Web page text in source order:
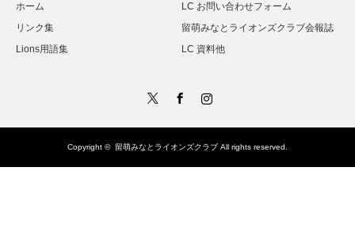
ホーム
LC お問い合わせフォーム
リンク集
留萌みなとライオンズクラブ会報誌
Lions用語集
LC 資料他
Instagram
Copyright © 留萌みなとライオンズクラブ All rights reserved.